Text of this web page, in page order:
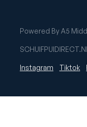
Powered By A5
SCHUIFPUIDIRECT.NL
Instagram Tiktok